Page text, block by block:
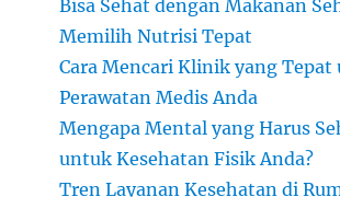
Bisa Sehat dengan Makanan
Memilih Nutrisi Tepat
Cara Mencari Klinik yang
Perawatan Medis Anda
Mengapa Mental yang Harus
untuk Kesehatan Fisik Anda?
Tren Layanan Kesehatan di